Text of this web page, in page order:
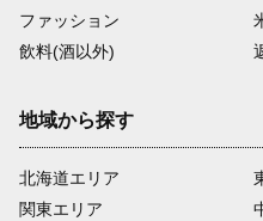
ファッション
飲料(酒以外)
地域から探す
北海道エリア
関東エリア